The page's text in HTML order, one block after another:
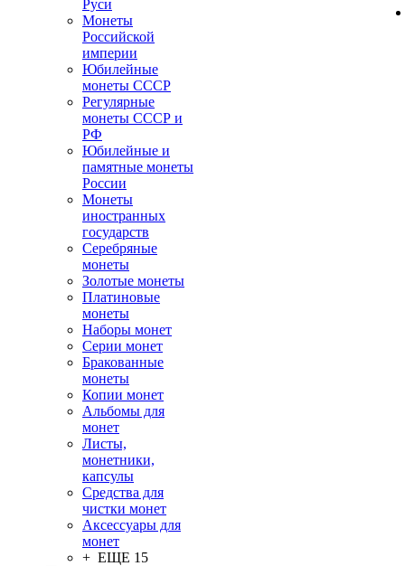
Руси
Монеты
Российской
империи
Юбилейные
монеты СССР
Регулярные
монеты СССР и
РФ
Юбилейные и
памятные монеты
России
Монеты
иностранных
государств
Серебряные
монеты
Золотые монеты
Платиновые
монеты
Наборы монет
Серии монет
Бракованные
монеты
Копии монет
Альбомы для
монет
Листы,
монетники,
капсулы
Средства для
чистки монет
Аксессуары для
монет
+ ЕЩЕ 15